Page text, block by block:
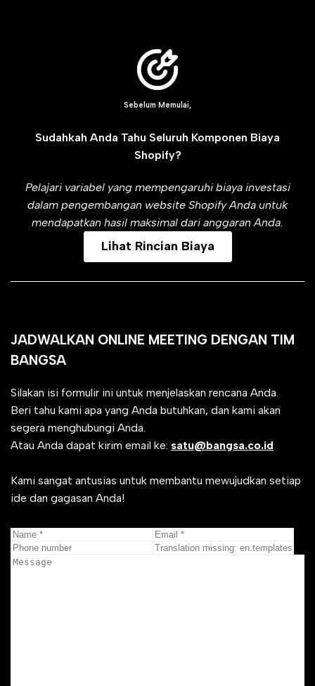
Sebelum Memulai,
Sudahkah Anda Tahu Seluruh Komponen Biaya
Shopify?
Pelajari variabel yang mempengaruhi biaya investasi
dalam pengembangan website Shopify Anda untuk
mendapatkan hasil maksimal dari anggaran Anda.
Lihat Rincian Biaya
JADWALKAN ONLINE MEETING DENGAN TIM
BANGSA
Silakan isi formulir ini untuk menjelaskan rencana Anda.
Beri tahu kami apa yang Anda butuhkan, dan kami akan
segera menghubungi Anda.
Atau Anda dapat kirim email ke: satu@bangsa.co.id
Kami sangat antusias untuk membantu mewujudkan setiap
ide dan gagasan Anda!